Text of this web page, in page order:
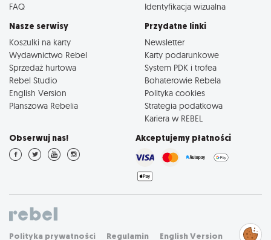
FAQ
Identyfikacja wizualna
Nasze serwisy
Koszulki na karty
Wydawnictwo Rebel
Sprzedaż hurtowa
Rebel Studio
English Version
Planszowa Rebelia
Przydatne linki
Newsletter
Karty podarunkowe
System PDK i trofea
Bohaterowie Rebela
Polityka cookies
Strategia podatkowa
Kariera w REBEL
Obserwuj nas! Akceptujemy płatności
Polityka prywatności Regulamin English Version
Zarządzaj
preferencjami
cookies